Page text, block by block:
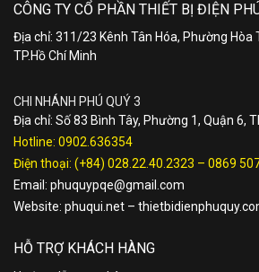
CÔNG TY CỔ PHẦN THIẾT BỊ ĐIỆN
Địa chỉ: 311/23 Kênh Tân Hóa, Phường Hòa
TP.Hồ Chí Minh
CHI NHÁNH PHÚ QUÝ 3
Địa chỉ: Số 83 Bình Tây, Phường 1, Quận 6,
Hotline: 0902.636354
Điện thoại: (+84) 028.22.40.2323 – 0869
Email: phuquypqe@gmail.com
Website: phuqui.net –
HỖ TRỢ KHÁCH HÀNG